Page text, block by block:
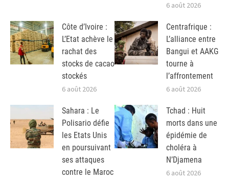
6 août 2026
Côte d’Ivoire :
L’Etat achève le
rachat des
stocks de cacao
stockés
6 août 2026
Centrafrique :
L’alliance entre
Bangui et AAKG
tourne à
l’affrontement
6 août 2026
Sahara : Le
Polisario défie
les Etats Unis
en poursuivant
ses attaques
contre le Maroc
Tchad : Huit
morts dans une
épidémie de
choléra à
N’Djamena
6 août 2026